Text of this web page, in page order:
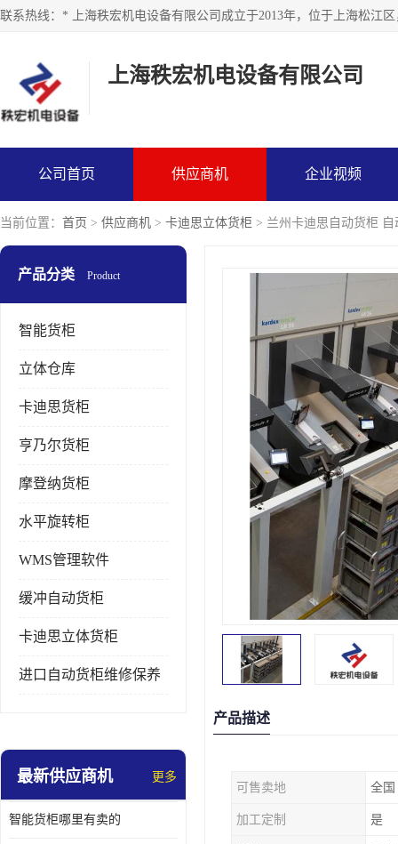
上海秩宏机电设备有限公司
公司首页 供应商机 企业视频
当前位置： 首页 > 供应商机 > 卡迪思立体货柜 > 兰州卡迪思自动货柜 自
产品分类 Product
智能货柜
立体仓库
卡迪思货柜
亨乃尔货柜
摩登纳货柜
水平旋转柜
WMS管理软件
缓冲自动货柜
卡迪思立体货柜
进口自动货柜维修保养
最新供应商机 更多
智能货柜哪里有卖的
产品描述
可售卖地 全国
加工定制 是